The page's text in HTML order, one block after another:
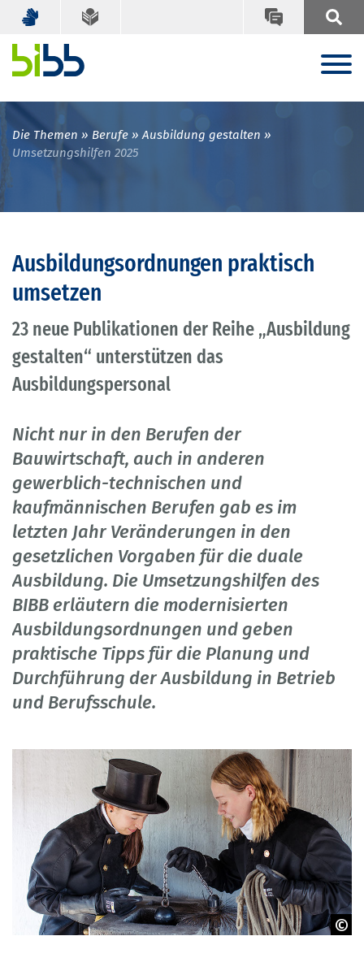
Die Themen Berufe
Ausbildung gestalten
Umsetzungshilfen 2025
Ausbildungsordnungen praktisch
umsetzen
23 neue Publikationen der Reihe „Ausbildung
gestalten“ unterstützen das
Ausbildungspersonal
Nicht nur in den Berufen der
Bauwirtschaft, auch in anderen
gewerblich-technischen und
kaufmännischen Berufen gab es im
letzten Jahr Veränderungen in den
gesetzlichen Vorgaben für die duale
Ausbildung. Die Umsetzungshilfen des
BIBB erläutern die modernisierten
Ausbildungsordnungen und geben
praktische Tipps für die Planung und
Durchführung der Ausbildung in Betrieb
und Berufsschule.